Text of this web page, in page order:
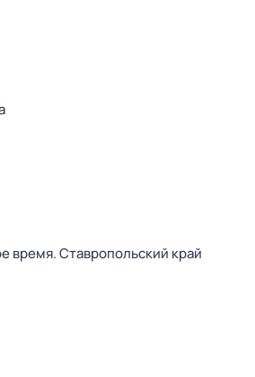
время. Ставропольский край